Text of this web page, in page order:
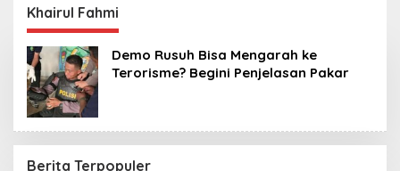
Istana? Ini Link
Pendaftaran Resminya
di Sini
Khairul Fahmi
Demo Rusuh Bisa Mengarah ke
Terorisme? Begini Penjelasan Pakar
Berita Terpopuler